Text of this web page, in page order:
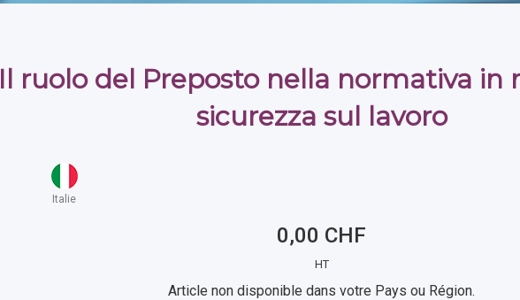
Il ruolo del Preposto nella normativa in
sicurezza sul lavoro
Italie
0,00 CHF
HT
Article non disponible dans votre Pays ou Région.